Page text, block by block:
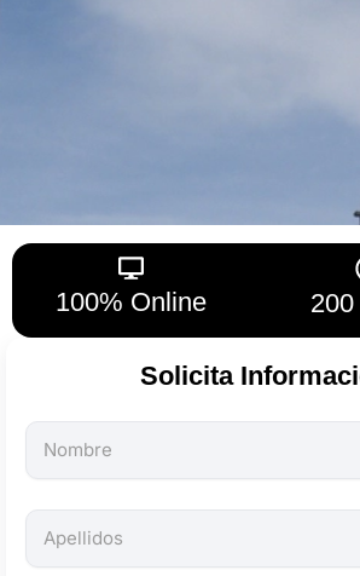
100% Online
Solicita
Todos
los
son
obligatorios.